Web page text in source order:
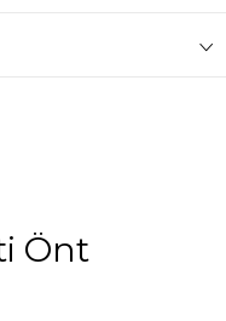
Önt